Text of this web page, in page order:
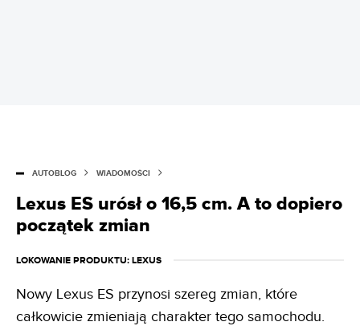
AUTOBLOG WIADOMOŚCI
Lexus ES urósł o 16,5 cm. A to dopiero
początek zmian
LOKOWANIE PRODUKTU: LEXUS
Nowy Lexus ES przynosi szereg zmian, które
całkowicie zmieniają charakter tego samochodu.